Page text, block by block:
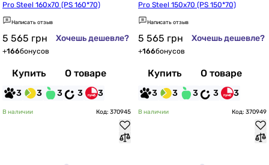
Pro Steel 160x70 (PS 160*70)
Написать отзыв
5 565 грн Хочешь дешевле?
+166бонусов
Купить О товаре
3 3 3 3 3
Pro Steel 150x70 (PS 150*70)
Написать отзыв
5 565 грн Хочешь дешевле?
+166бонусов
Купить О товаре
3 3 3 3 3
В наличии Код: 370945 В наличии Код: 370949